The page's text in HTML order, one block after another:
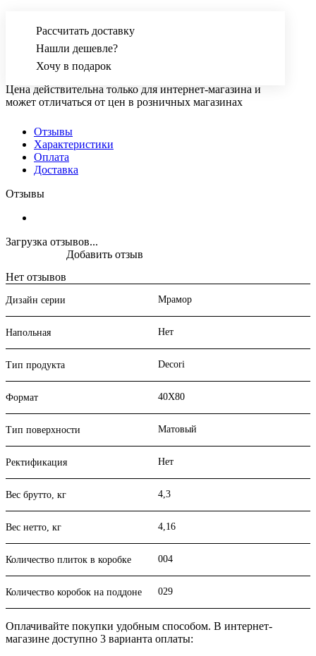
Рассчитать доставку
Нашли дешевле?
Хочу в подарок
Цена действительна только для интернет-магазина и
может отличаться от цен в розничных магазинах
Отзывы
Характеристики
Оплата
Доставка
Отзывы
Загрузка отзывов...
Нет отзывов
Добавить отзыв
Дизайн серии Мрамор
Напольная Нет
Тип продукта Decori
Формат 40X80
Тип поверхности Матовый
Ректификация Нет
Вес брутто, кг 4,3
Вес нетто, кг 4,16
Количество плиток в коробке 004
Количество коробок на поддоне 029
Оплачивайте покупки удобным способом. В интернет-
магазине доступно 3 варианта оплаты: